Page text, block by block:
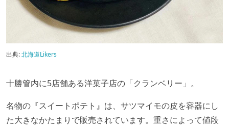
出典:北海道Likers
十勝管内に5店舗ある洋菓子店の「クランベリー」。
名物の『スイートポテト』は、サツマイモの皮を容器にし
た大きなかたまりで販売されています。重さによって値段